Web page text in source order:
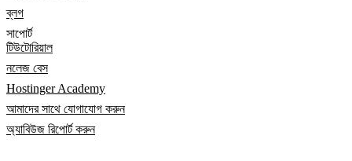
ব্লগ
সাপোর্ট
টিউটোরিয়াল
নলেজ বেস
Hostinger Academy
আমাদের সাথে যোগাযোগ করুন
অ্যাবিউজ রিপোর্ট করুন